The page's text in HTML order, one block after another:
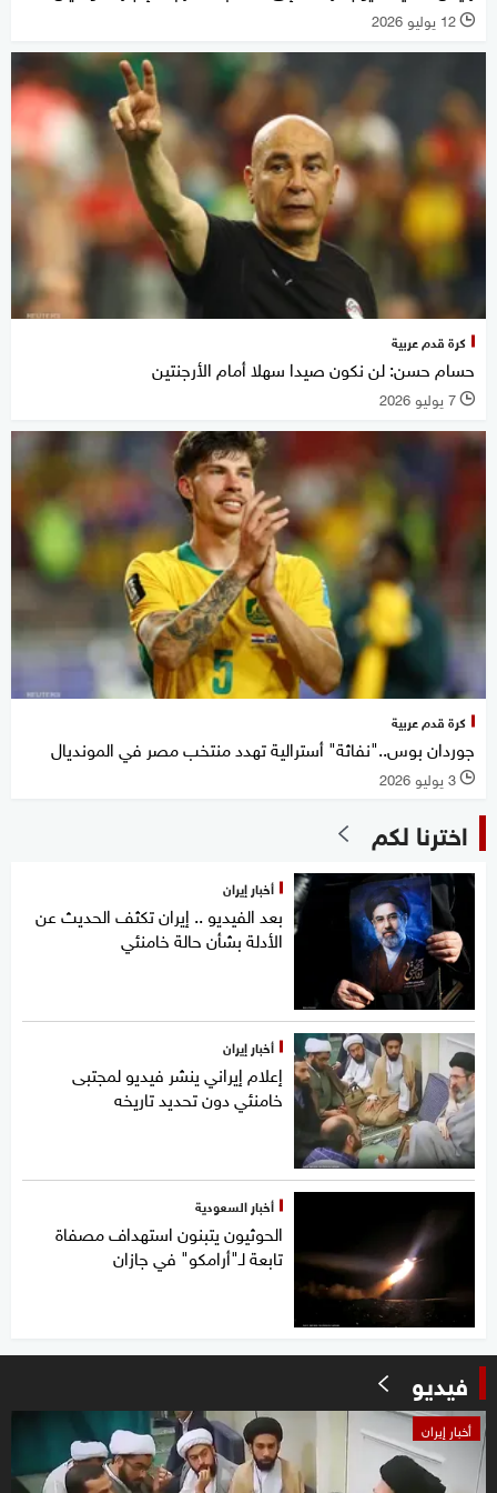
l 12 يوليو 2026
كرة قدم عربية
حسام حسن: لن نكون صيدا سهلا أمام الأرجنتين
l 7 يوليو 2026
كرة قدم عربية
جوردان بوس.."نفاثة" أسترالية تهدد منتخب مصر في المونديال
l 3 يوليو 2026
اخترنا لكم
أخبار إيران
بعد الفيديو .. إيران تكثف الحديث عن
الأدلة بشأن حالة خامنئي
أخبار إيران
إعلام إيراني ينشر فيديو لمجتبى
خامنئي دون تحديد تاريخه
أخبار السعودية
الحوثيون يتبنون استهداف مصفاة
تابعة لـ"أرامكو" في جازان
فيديو
أخبار إيران
seconds
12